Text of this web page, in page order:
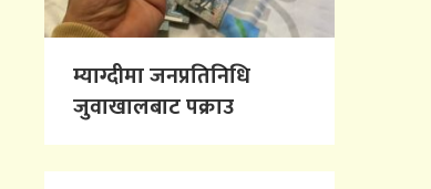
म्याग्दीमा जनप्रतिनिधि
जुवाखालबाट पक्राउ